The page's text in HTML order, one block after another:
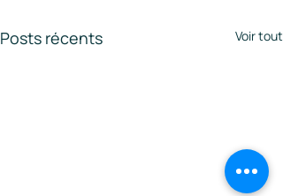
Posts récents Voir tout